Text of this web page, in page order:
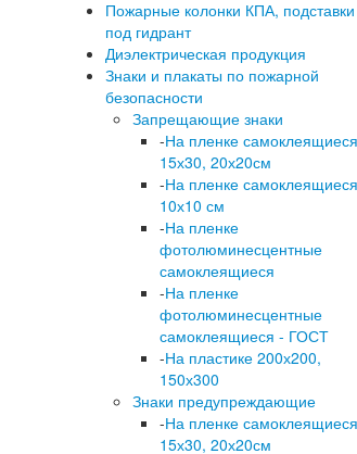
Пожарные колонки КПА, подставки
под гидрант
Диэлектрическая продукция
Знаки и плакаты по пожарной
безопасности
Запрещающие знаки
-На пленке самоклеящиеся
15х30, 20х20см
-На пленке самоклеящиеся
10х10 см
-На пленке
фотолюминесцентные
самоклеящиеся
-На пленке
фотолюминесцентные
самоклеящиеся - ГОСТ
-На пластике 200х200,
150х300
Знаки предупреждающие
-На пленке самоклеящиеся
15х30, 20х20см